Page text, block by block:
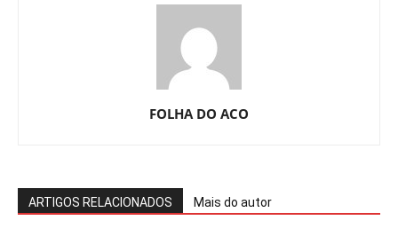
FOLHA DO ACO
ARTIGOS RELACIONADOS Mais do autor